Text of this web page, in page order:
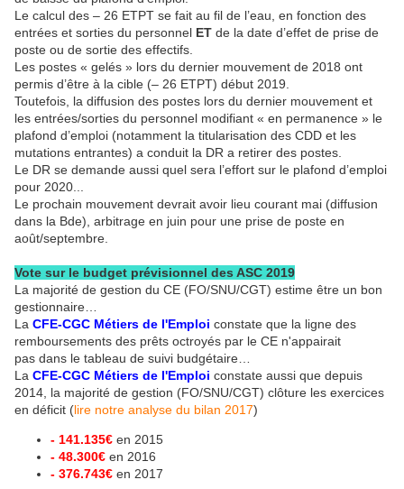
Le calcul des – 26 ETPT se fait au fil de l’eau, en fonction des
entrées et sorties du personnel ET de la date d’effet de prise de
poste ou de sortie des effectifs.
Les postes « gelés » lors du dernier mouvement de 2018 ont
permis d’être à la cible (– 26 ETPT) début 2019.
Toutefois, la diffusion des postes lors du dernier mouvement et
les entrées/sorties du personnel modifiant « en permanence » le
plafond d’emploi (notamment la titularisation des CDD et les
mutations entrantes) a conduit la DR a retirer des postes.
Le DR se demande aussi quel sera l’effort sur le plafond d’emploi
pour 2020...
Le prochain mouvement devrait avoir lieu courant mai (diffusion
dans la Bde), arbitrage en juin pour une prise de poste en
août/septembre.
Vote sur le budget prévisionnel des ASC 2019
La majorité de gestion du CE (FO/SNU/CGT) estime être un bon
gestionnaire…
La CFE-CGC Métiers de l'Emploi constate que la ligne des
remboursements des prêts octroyés par le CE n'appairait
pas dans le tableau de suivi budgétaire…
La CFE-CGC Métiers de l'Emploi constate aussi que depuis
2014, la majorité de gestion (FO/SNU/CGT) clôture les exercices
en déficit (lire notre analyse du bilan 2017)
- 141.135€ en 2015
- 48.300€ en 2016
- 376.743€ en 2017